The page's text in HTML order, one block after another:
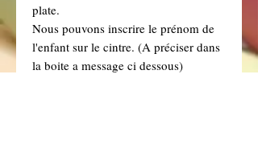
plate.
Nous pouvons inscrire le prénom de
l'enfant sur le cintre. (A préciser dans
la boite a message ci dessous)